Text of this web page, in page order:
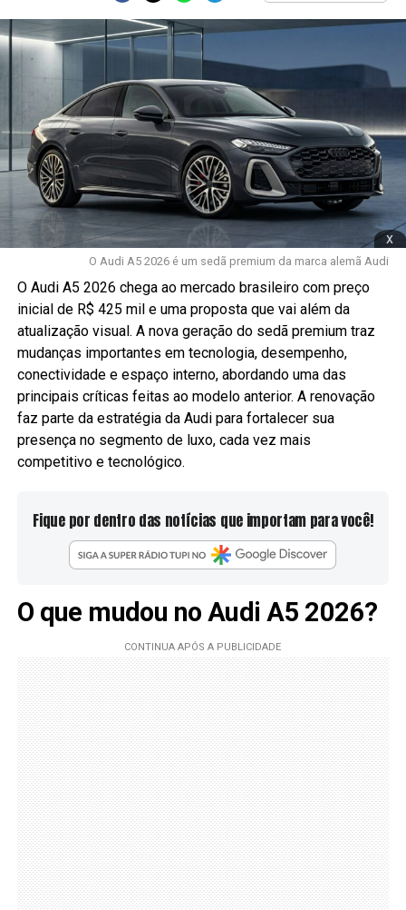
x
O Audi A5 2026 é um sedã premium da marca alemã Audi
O Audi A5 2026 chega ao mercado brasileiro com preço
inicial de R$ 425 mil e uma proposta que vai além da
atualização visual. A nova geração do sedã premium traz
mudanças importantes em tecnologia, desempenho,
conectividade e espaço interno, abordando uma das
principais críticas feitas ao modelo anterior. A renovação
faz parte da estratégia da Audi para fortalecer sua
presença no segmento de luxo, cada vez mais
competitivo e tecnológico.
Fique por dentro das notícias que importam para você!
O que mudou no Audi A5 2026?